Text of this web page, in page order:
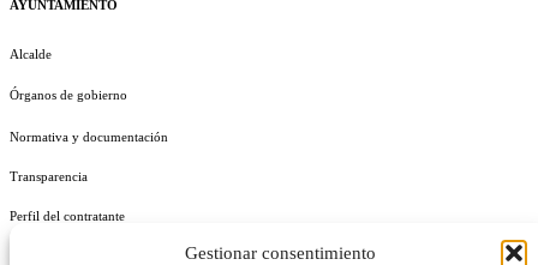
Gestionar consentimiento
AYUNTAMIENTO
Alcalde
Órganos de gobierno
Normativa y documentación
Transparencia
Perfil del contratante